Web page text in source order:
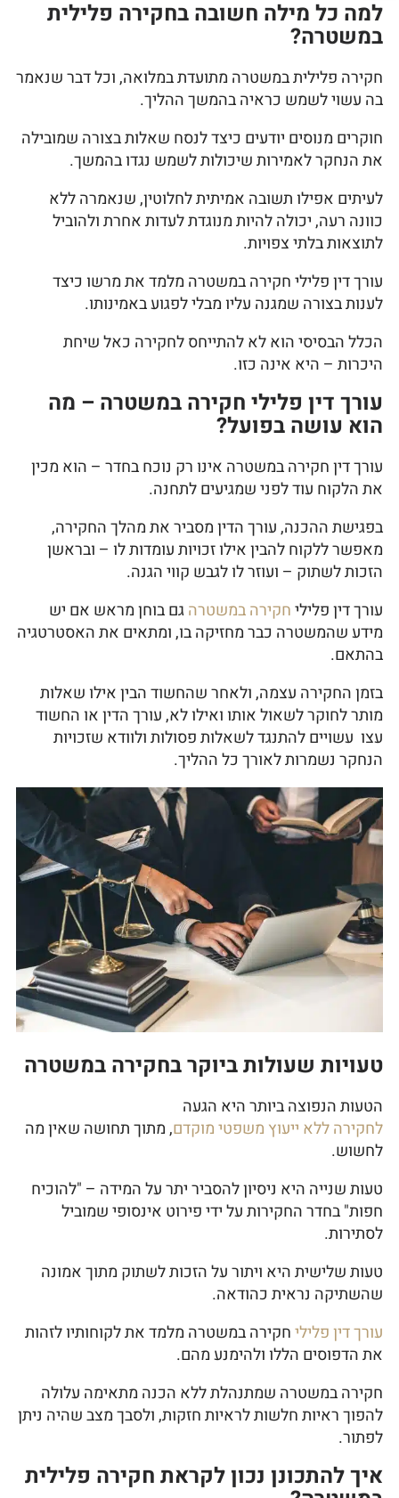
למה כל מילה חשובה בחקירה פלילית
במשטרה?
חקירה פלילית במשטרה מתועדת במלואה, וכל דבר שנאמר
בה עשוי לשמש כראיה בהמשך ההליך.
חוקרים מנוסים יודעים כיצד לנסח שאלות בצורה שמובילה
את הנחקר לאמירות שיכולות לשמש נגדו בהמשך.
לעיתים אפילו תשובה אמיתית לחלוטין, שנאמרה ללא
כוונה רעה, יכולה להיות מנוגדת לעדות אחרת ולהוביל
לתוצאות בלתי צפויות.
עורך דין פלילי חקירה במשטרה מלמד את מרשו כיצד
לענות בצורה שמגנה עליו מבלי לפגוע באמינותו.
הכלל הבסיסי הוא לא להתייחס לחקירה כאל שיחת
היכרות – היא אינה כזו.
עורך דין פלילי חקירה במשטרה – מה
הוא עושה בפועל?
עורך דין חקירה במשטרה אינו רק נוכח בחדר – הוא מכין
את הלקוח עוד לפני שמגיעים לתחנה.
בפגישת ההכנה, עורך הדין מסביר את מהלך החקירה,
מאפשר ללקוח להבין אילו זכויות עומדות לו – ובראשן
הזכות לשתוק – ועוזר לו לגבש קווי הגנה.
עורך דין פליליחקירה במשטרהגם בוחן מראש אם יש
מידע שהמשטרה כבר מחזיקה בו, ומתאים את האסטרטגיה
בהתאם.
בזמן החקירה עצמה, ולאחר שהחשוד הבין אילו שאלות
מותר לחוקר לשאול אותו ואילו לא, עורך הדין או החשוד
עצו עשויים להתנגד לשאלות פסולות ולוודא שזכויות
הנחקר נשמרות לאורך כל ההליך.
טעויות שעולות ביוקר בחקירה במשטרה
הטעות הנפוצה ביותר היא הגעה
לחקירה ללא ייעוץ משפטי מוקדם, מתוך תחושה שאין מה
לחשוש.
טעות שנייה היא ניסיון להסביר יתר על המידה – "להוכיח
חפות" בחדר החקירות על ידי פירוט אינסופי שמוביל
לסתירות.
טעות שלישית היא ויתור על הזכות לשתוק מתוך אמונה
שהשתיקה נראית כהודאה.
עורך דין פליליחקירה במשטרה מלמד את לקוחותיו לזהות
את הדפוסים הללו ולהימנע מהם.
חקירה במשטרה שמתנהלת ללא הכנה מתאימה עלולה
להפוך ראיות חלשות לראיות חזקות, ולסבך מצב שהיה ניתן
לפתור.
איך להתכונן נכון לקראת חקירה פלילית